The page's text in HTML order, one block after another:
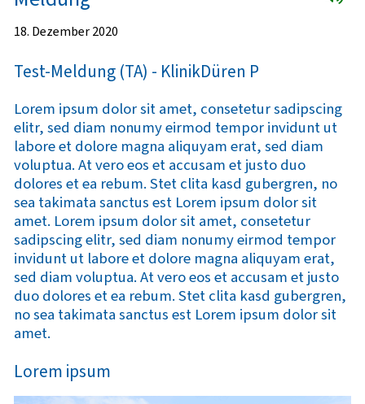
18. Dezember 2020
Test-Meldung (TA) - KlinikDüren P
Lorem ipsum dolor sit amet, consetetur sadipscing
elitr, sed diam nonumy eirmod tempor invidunt ut
labore et dolore magna aliquyam erat, sed diam
voluptua. At vero eos et accusam et justo duo
dolores et ea rebum. Stet clita kasd gubergren, no
sea takimata sanctus est Lorem ipsum dolor sit
amet. Lorem ipsum dolor sit amet, consetetur
sadipscing elitr, sed diam nonumy eirmod tempor
invidunt ut labore et dolore magna aliquyam erat,
sed diam voluptua. At vero eos et accusam et justo
duo dolores et ea rebum. Stet clita kasd gubergren,
no sea takimata sanctus est Lorem ipsum dolor sit
amet.
Lorem ipsum